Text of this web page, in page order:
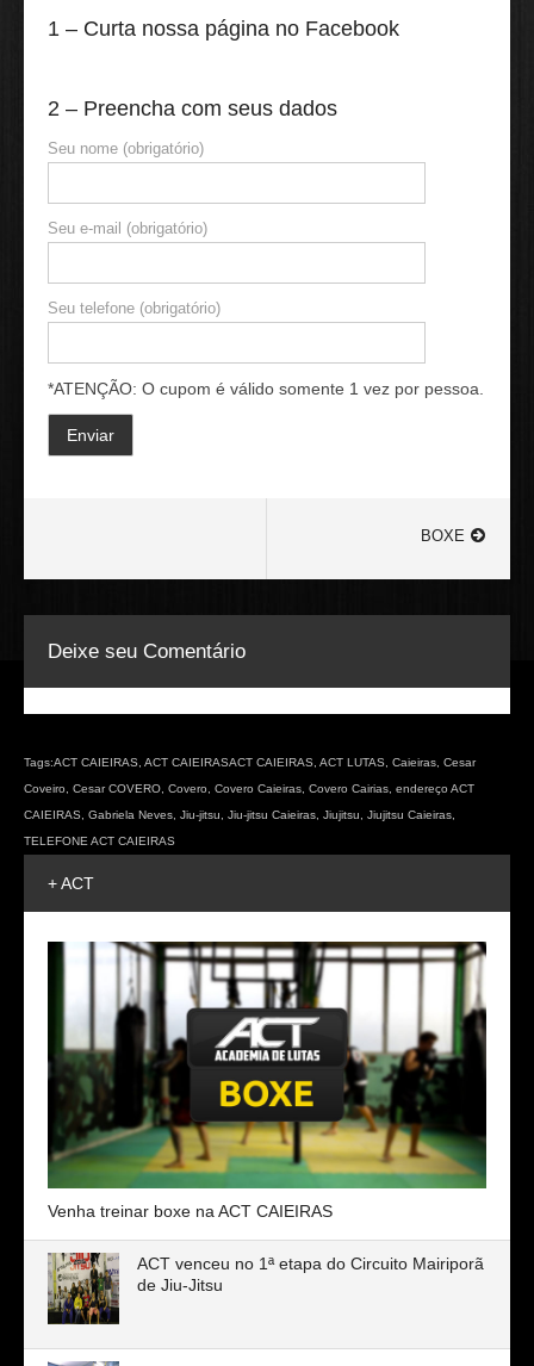
1 – Curta nossa página no Facebook
2 – Preencha com seus dados
Seu nome (obrigatório)
Seu e-mail (obrigatório)
Seu telefone (obrigatório)
*ATENÇÃO: O cupom é válido somente 1 vez por pessoa.
BOXE
Deixe seu Comentário
Tags:ACT CAIEIRAS ACT CAIEIRASACT CAIEIRAS ACT LUTAS Caieiras Cesar
Coveiro
Cesar COVERO Covero Covero Caieiras Covero Cairias endereço ACT
CAIEIRAS
Gabriela Neves Jiu-jitsu Jiu-jitsu Caieiras Jiujitsu Jiujitsu Caieiras
TELEFONE ACT CAIEIRAS
+ ACT
Venha treinar boxe na ACT CAIEIRAS
ACT venceu no 1ª etapa do Circuito Mairiporã
de Jiu-Jitsu